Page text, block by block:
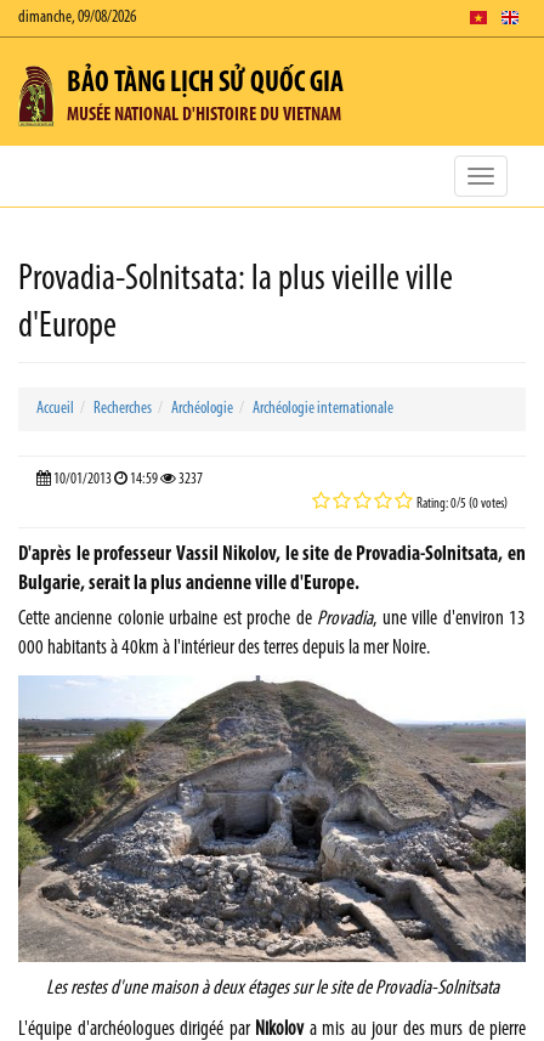
dimanche, 09/08/2026
BẢO TÀNG LỊCH SỬ QUỐC GIA
MUSÉE NATIONAL D'HISTOIRE DU VIETNAM
Toggle
Provadia-Solnitsata: la plus vieille ville
d'Europe
Accueil Recherches Archéologie Archéologie internationale
10/01/2013 14:59 3237
Rating: 0/5 (0 votes)
D'après le professeur Vassil Nikolov, le site de Provadia-Solnitsata, en
Bulgarie, serait la plus ancienne ville d'Europe.
Cette ancienne colonie urbaine est proche de Provadia, une ville d'environ 13
000 habitants à 40km à l'intérieur des terres depuis la mer Noire.
Les restes d'une maison à deux étages sur le site de Provadia-Solnitsata
L'équipe d'archéologues dirigéé par Nikolova mis au jour des murs de pierre